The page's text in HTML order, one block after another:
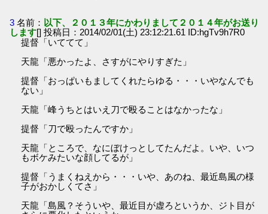
3 名前： 以下、２０１３年にかわりまして２０１４年がお送り
します[] 投稿日：2014/02/01(土) 23:12:21.61 ID:hgTv9h7R0
提督「いててて」
天龍「悪かったよ、さすがにやりすぎた」
提督「おっぱいもましてくれたらゆる・・・いやなんでも
ない」
天龍「峰うちとはいえ刀で殴ることはなかったな」
提督「刀で殴ったんですか」
天龍「ところで、なにぼけっとしてたんだよ。いや、いつ
もボケみたいな顔してるが」
提督「うまくねえから・・・いや、あのね、最近島風の様
子がおかしくてさ」
天龍「島風？そういや、最近目が虚ろというか、ジト目が